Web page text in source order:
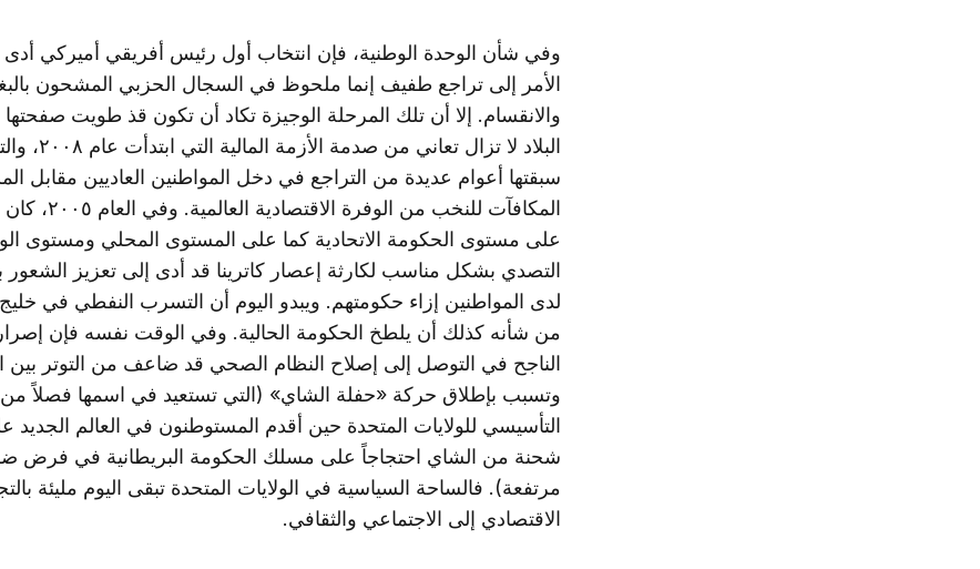
وفي شأن الوحدة الوطنية، فإن انتخاب أول رئيس أفريقي أميركي
الأمر إلى تراجع طفيف إنما ملحوظ في السجال الحزبي المشحون
والانقسام. إلا أن تلك المرحلة الوجيزة تكاد أن تكون قذ طويت صفحتها
البلاد لا تزال تعاني من
سبقتها أعوام عديدة من التراجع في دخل المواطنين العاديين مقابل
المكافآت للنخب من الوفرة
على مستوى الحكومة الاتحادية كما على المستوى المحلي ومستوى
التصدي بشكل مناسب لكارثة إعصار كاترينا قد أدى إلى تعزيز الشعور
لدى المواطنين إزاء حكومتهم. ويبدو اليوم أن التسرب النفطي في
من شأنه كذلك أن يلطخ الحكومة الحالية. وفي الوقت نفسه فإن إصرار
الناجح في التوصل إلى إصلاح النظام الصحي قد ضاعف من التوتر بين
وتسبب بإطلاق حركة «حفلة الشاي» (التي تستعيد في اسمها فصلاً من
التأسيسي للولايات المتحدة حين أقدم المستوطنون في العالم الجديد
شحنة من الشاي احتجاجاً على مسلك الحكومة البريطانية في فرض
مرتفعة). فالساحة السياسية في الولايات المتحدة تبقى اليوم مليئة
الاقتصادي إلى الاجتماعي والثقافي.